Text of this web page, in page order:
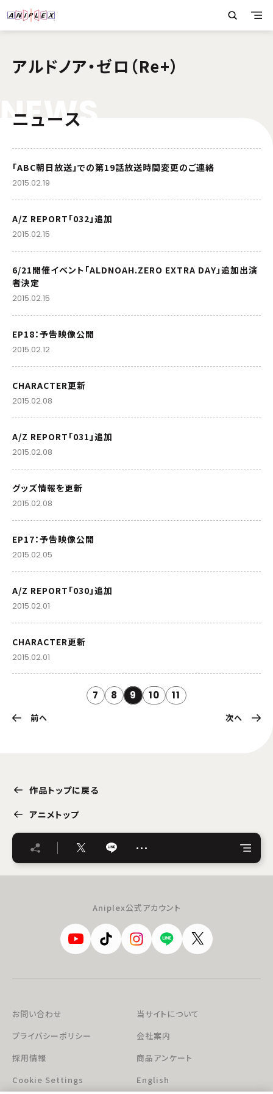
アルドノア・ゼロ（Re+）
NEWS
ニュース
「ABC朝日放送」での第19話放送時間変更のご連絡
2015.02.19
A/Z REPORT「032」追加
2015.02.15
6/21開催イベント「ALDNOAH.ZERO EXTRA DAY」追加出演
者決定
2015.02.15
EP18：予告映像公開
2015.02.12
CHARACTER更新
2015.02.08
A/Z REPORT「031」追加
2015.02.08
グッズ情報を更新
2015.02.08
EP17：予告映像公開
2015.02.05
A/Z REPORT「030」追加
2015.02.01
CHARACTER更新
2015.02.01
7 8 9 10 11
前へ 次へ
作品トップに戻る
アニメトップ
…
Aniplex公式アカウント
お問い合わせ
当サイトについて
プライバシーポリシー
会社案内
採用情報
商品アンケート
Cookie Settings
English